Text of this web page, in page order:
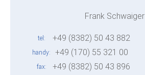
Frank Schwaiger
tel +49 (8382) 50 43 882
handy +49 (170) 55 321 00
fax +49 (8382) 50 43 896